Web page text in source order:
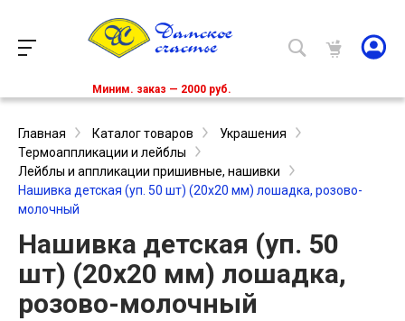
Миним. заказ — 2000 руб.
Главная Каталог товаров
Украшения
Термоаппликации и лейблы
Лейблы и аппликации пришивные, нашивки
Нашивка детская (уп. 50 шт) (20х20 мм) лошадка, розово-
молочный
Нашивка детская (уп. 50
шт) (20х20 мм) лошадка,
розово-молочный